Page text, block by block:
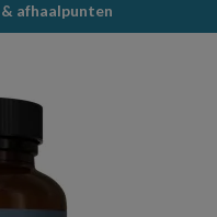
is leeg.
afhaalpunten